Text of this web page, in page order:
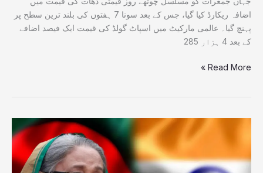
اضافہ ریکارڈ کیا گیا، جس کے بعد سونا 7 ہفتوں کی بلند ترین سطح پر
پہنچ گیا۔ عالمی مارکیٹ میں اسپاٹ گولڈ کی قیمت ایک فیصد اضافے
کے بعد 4 ہزار 285
Read More »
بیان